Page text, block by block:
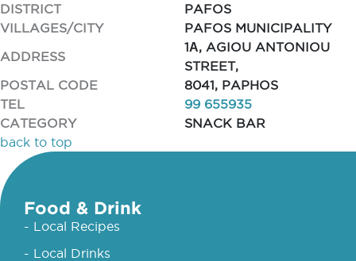
DISTRICT
PAFOS
VILLAGES/CITY
PAFOS MUNICIPALITY
ADDRESS
1Α, AGIOU ANTONIOU
STREET,
POSTAL CODE
8041, PAPHOS
TEL
99 655935
CATEGORY
SNACK BAR
back to top
Food & Drink
- Local Recipes
- Local Drinks